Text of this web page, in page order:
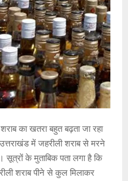
का खतरा बहुत बढ़ता जा रहा
में जहरीली शराब से मरने
सूत्रों के मुताबिक पता लगा है कि
शराब पीने से कुल मिलाकर